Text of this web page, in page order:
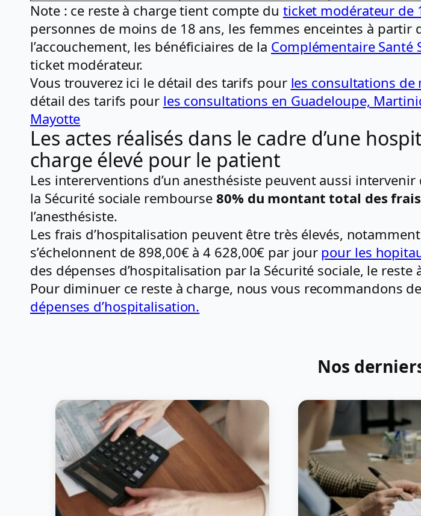
Note : ce reste à charge tient compte du ticket modérateur de
personnes de moins de 18 ans, les femmes enceintes à partir
l’accouchement, les bénéficiaires de la Complémentaire Santé
ticket modérateur.
Vous trouverez ici le détail des tarifs pour les consultations de
détail des tarifs pour les consultations en Guadeloupe,
Mayotte
Les actes réalisés dans le cadre d’une
charge élevé pour le patient
Les intererventions d’un anesthésiste peuvent aussi intervenir
la Sécurité sociale rembourse 80% du montant total des
l’anesthésiste.
Les frais d’hospitalisation peuvent être très élevés,
s’échelonnent de 898,00€ à 4 628,00€ par jour pour les
des dépenses d’hospitalisation par la Sécurité sociale, le
Pour diminuer ce reste à charge, nous vous recommandons de
dépenses d’hospitalisation.
Nos